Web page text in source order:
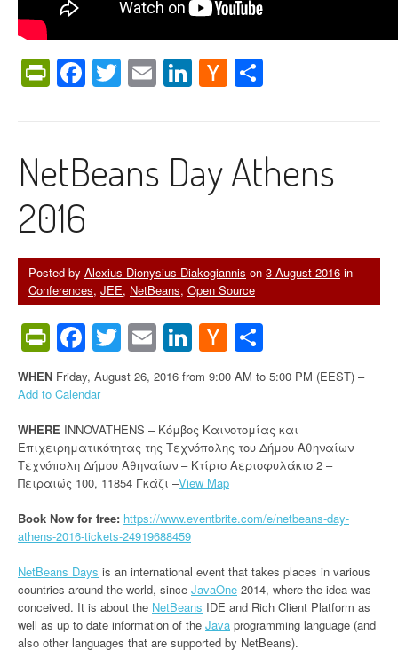
PrintFriendly
Facebook
Twitter
EmailLinkedIn
Hacker
NetBeans Day Athens
2016
Posted by Alexius Dionysius Diakogiannis on 3 August 2016 in
Conferences, JEE, NetBeans, Open Source
PrintFriendly
Facebook
Twitter
EmailLinkedIn
Hacker
News
WHEN Friday, August 26, 2016 from 9:00 AM to 5:00 PM (EEST) –
Add to Calendar
WHERE INNOVATHENS – Kόμβος Καινοτομίας και
Επιχειρηματικότητας της Τεχνόπολης του Δήμου Αθηναίων
Τεχνόπολη Δήμου Αθηναίων – Κτίριο Αεριοφυλάκιο 2 –
Πειραιώς 100, 11854 Γκάζι –View Map
Book Now for free: https://www.eventbrite.com/e/netbeans-day-
athens-2016-tickets-24919688459
NetBeans Days is an international event that takes places in various
countries around the world, since JavaOne 2014, where the idea was
conceived. It is about the NetBeans IDE and Rich Client Platform as
well as up to date information of the Java programming language (and
also other languages that are supported by NetBeans).